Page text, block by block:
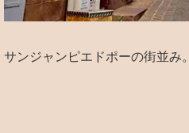
サンジャンピエドポーの街並み。